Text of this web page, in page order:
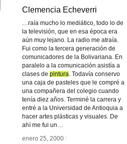
Clemencia Echeverri
…raía mucho lo mediático, todo lo de
la televisión, que en esa época era
aún muy lejano. La radio me atraía.
Fui como la tercera generación de
comunicadores de la Bolivariana. En
paralelo a la comunicación asistía a
clases de pintura . Todavía conservo
una caja de pasteles que le compré a
una compañera del colegio cuando
tenía diez años. Terminé la carrera y
entré a la Universidad de Antioquia a
hacer artes plásticas y visuales. De
ahí me fui un…
enero 25, 2000 /
Clemencia Echeverri
pintura
enero 25, 2000 /